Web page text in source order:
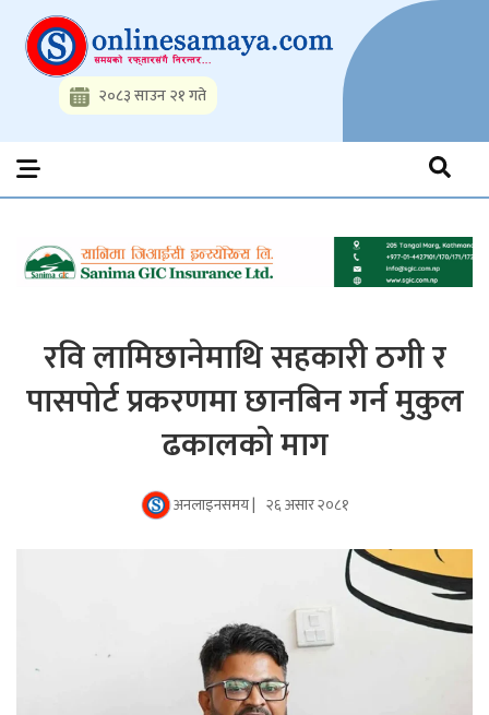
content
Onlinesamaya.com
Nepal News Portal, Business, Hot News, Interview, Opinions,
Politics, Science, Technology, Social, Media, Sports, Youth, Model
Watch, Movies
२०८३ साउन २१ गते
रवि लामिछानेमाथि सहकारी ठगी र
पासपोर्ट प्रकरणमा छानबिन गर्न मुकुल
ढकालको माग
अनलाइनसमय | २६ असार २०८१